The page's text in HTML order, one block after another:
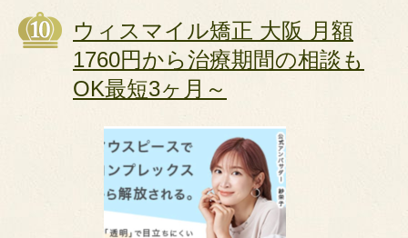
ウィスマイル矯正 大阪 月額
1760円から治療期間の相談も
OK最短3ヶ月～